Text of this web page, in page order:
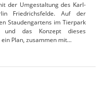
der Umgestaltung des Karl-
Friedrichsfelde. Auf der
Staudengartens im Tierpark
das Konzept dieses
Plan, zusammen mit…